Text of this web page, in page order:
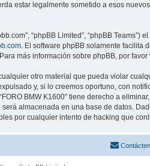
estar legalmente sometido a esos
“phpBB Limited”, “phpBB
. El software phpBB solamente facilita
más información sobre phpBB, por favor
otro material que pueda violar
y, si lo creemos oportuno, con
BMW K1600” tiene derecho a
almacenada en una base de datos.
por cualquier intento de hacking que